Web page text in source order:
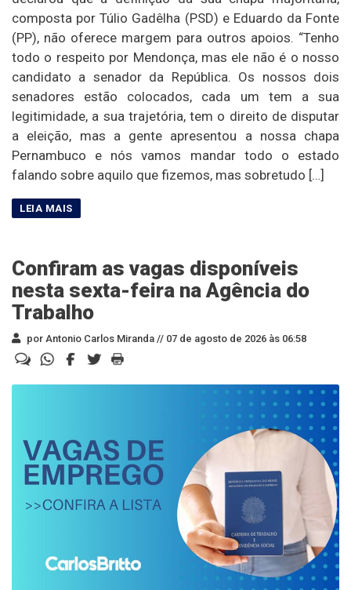
composta por Túlio Gadêlha (PSD) e Eduardo da Fonte
(PP), não oferece margem para outros apoios. “Tenho
todo o respeito por Mendonça, mas ele não é o nosso
candidato a senador da República. Os nossos dois
senadores estão colocados, cada um tem a sua
legitimidade, a sua trajetória, tem o direito de disputar
a eleição, mas a gente apresentou a nossa chapa
Pernambuco e nós vamos mandar todo o estado
falando sobre aquilo que fizemos, mas sobretudo […]
Confiram as vagas disponíveis
nesta sexta-feira na Agência do
Trabalho
por Antonio Carlos Miranda // 07 de agosto de 2026 às 06:58